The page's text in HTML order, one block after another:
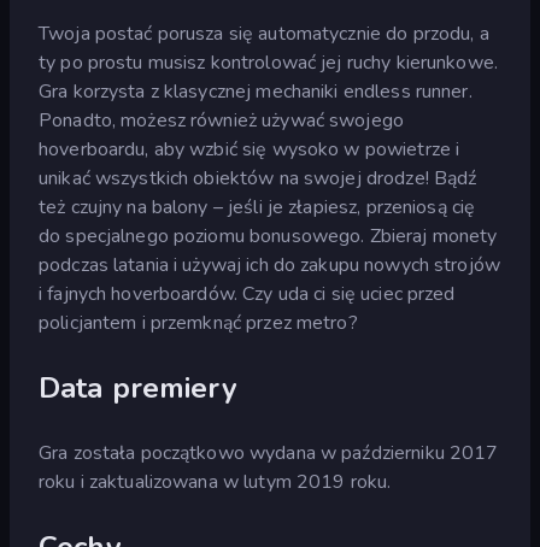
Twoja postać porusza się automatycznie do przodu, a
ty po prostu musisz kontrolować jej ruchy kierunkowe.
Gra korzysta z klasycznej mechaniki endless runner.
Ponadto, możesz również używać swojego
hoverboardu, aby wzbić się wysoko w powietrze i
unikać wszystkich obiektów na swojej drodze! Bądź
też czujny na balony – jeśli je złapiesz, przeniosą cię
do specjalnego poziomu bonusowego. Zbieraj monety
podczas latania i używaj ich do zakupu nowych strojów
i fajnych hoverboardów. Czy uda ci się uciec przed
policjantem i przemknąć przez metro?
Data premiery
Gra została początkowo wydana w październiku 2017
roku i zaktualizowana w lutym 2019 roku.